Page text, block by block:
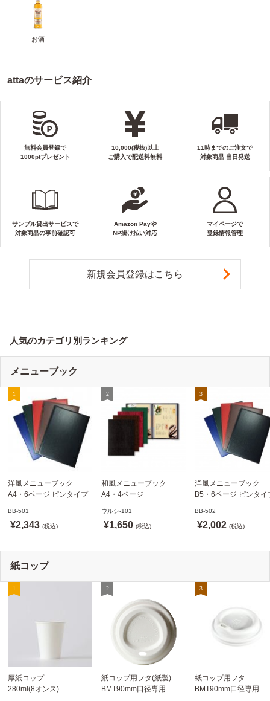
お酒
attaのサービス紹介
無料会員登録で
1000ptプレゼント
10,000(税抜)以上
ご購入で配送料無料
11時までのご注文で
対象商品 当日発送
サンプル貸出サービスで
対象商品の事前確認可
Amazon Payや
NP掛け払い対応
マイページで
登録情報管理
新規会員登録はこちら
人気のカテゴリ別ランキング
メニューブック
洋風メニューブック
A4・6ページ ピンタイプ
ニュー えいむ(Aim)【当日
発送可】
BB-501
¥2,343 (税込)
和風メニューブック
A4・4ページ
ウルシ-101 シンビ
(SHIMBI)【当日発送可】
ウルシ-101
¥1,650 (税込)
洋風メニューブック
B5・6ページ ピンタイ
ニュー6P えいむ(Aim)
BB-502
¥2,002 (税込)
紙コップ
厚紙コップ
280ml(8オンス)
紙コップ用フタ(紙製)
BMT90mm口径専用
紙コップ用フタ
BMT90mm口径専用